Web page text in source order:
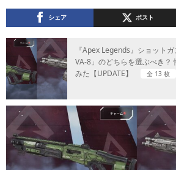
シェア ポスト
『Apex Legends』ショット
VA-8」のどちらを選ぶべき？
みた【UPDATE】
全 13 枚